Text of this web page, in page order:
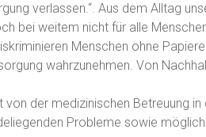
verlassen.“. Aus dem Alltag
bei weitem nicht für alle
Menschen ohne
wahrzunehmen. Von
von der medizinischen Betreuung
Probleme sowie